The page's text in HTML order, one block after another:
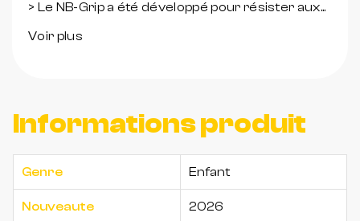
> Le NB-Grip a été développé pour résister aux...
Voir plus
Informations produit
Genre Enfant
Nouveaute 2026